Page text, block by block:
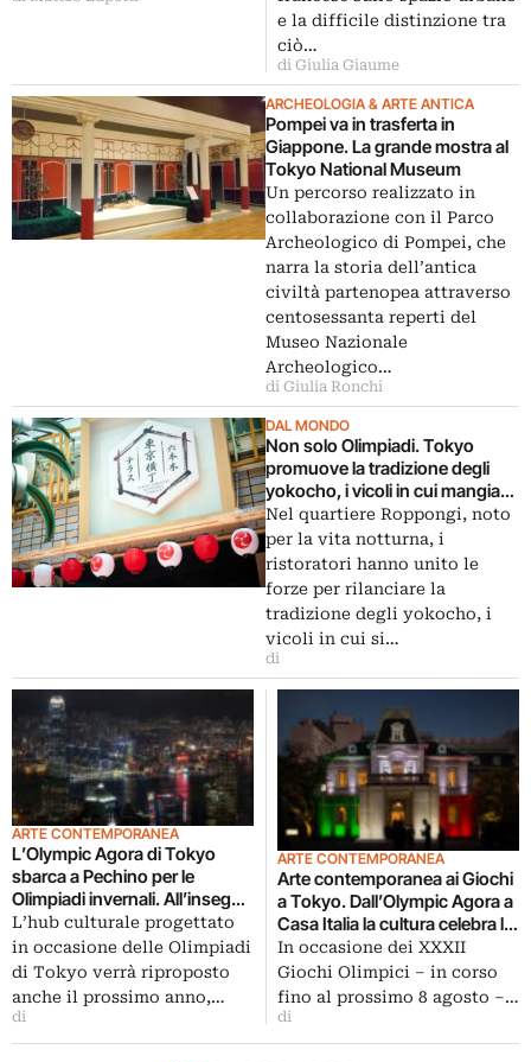
e la difficile distinzione tra
ciò…
di Giulia Giaume
ARCHEOLOGIA & ARTE ANTICA
Pompei va in trasferta in
Giappone. La grande mostra al
Tokyo National Museum
Un percorso realizzato in
collaborazione con il Parco
Archeologico di Pompei, che
narra la storia dell’antica
civiltà partenopea attraverso
centosessanta reperti del
Museo Nazionale
Archeologico…
di Giulia Ronchi
DAL MONDO
Non solo Olimpiadi. Tokyo
promuove la tradizione degli
yokocho, i vicoli in cui mangiare
e bere
Nel quartiere Roppongi, noto
per la vita notturna, i
ristoratori hanno unito le
forze per rilanciare la
tradizione degli yokocho, i
vicoli in cui si…
di
ARTE CONTEMPORANEA
L’Olympic Agora di Tokyo
sbarca a Pechino per le
Olimpiadi invernali. All’insegna
dell’arte
L’hub culturale progettato
in occasione delle Olimpiadi
di Tokyo verrà riproposto
anche il prossimo anno,…
di
ARTE CONTEMPORANEA
Arte contemporanea ai Giochi
a Tokyo. Dall’Olympic Agora a
Casa Italia la cultura celebra lo
sport
In occasione dei XXXII
Giochi Olimpici – in corso
fino al prossimo 8 agosto –…
di